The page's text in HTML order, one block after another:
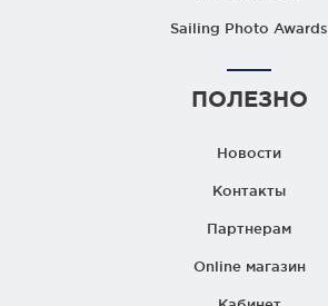
Sailing Photo Awards
ПОЛЕЗНО
Новости
Контакты
Партнерам
Online магазин